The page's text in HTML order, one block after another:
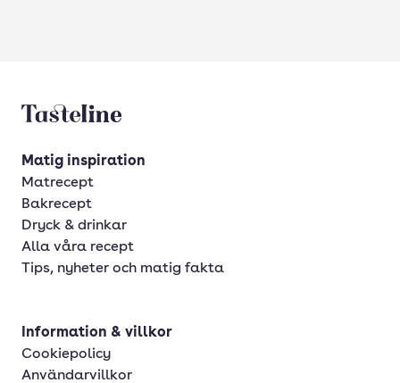
Tasteline startsida
Matig inspiration
Matrecept
Bakrecept
Dryck & drinkar
Alla våra recept
Tips, nyheter och matig fakta
Information & villkor
Cookiepolicy
Användarvillkor